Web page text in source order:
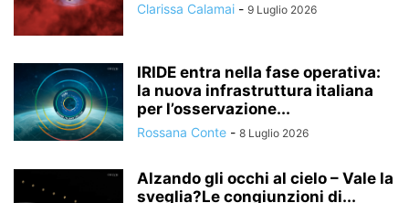
Clarissa Calamai - 9 Luglio 2026
IRIDE entra nella fase operativa:
la nuova infrastruttura italiana
per l’osservazione...
Rossana Conte - 8 Luglio 2026
Alzando gli occhi al cielo – Vale la
sveglia?Le congiunzioni di...